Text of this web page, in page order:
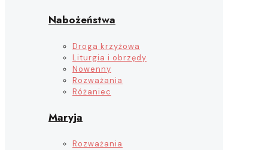
Nabożeństwa
Droga krzyżowa
Liturgia i obrzędy
Nowenny
Rozważania
Różaniec
Maryja
Rozważania